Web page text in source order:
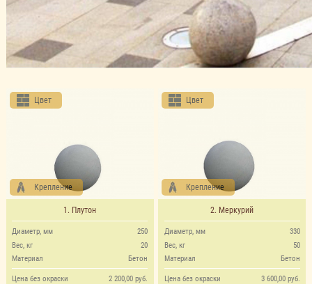
Крепление
Цвет
1. Плутон
250
Диаметр, мм
20
Вес, кг
Бетон
Материал
2 200,00 руб.
Цена без окраски
Крепление
Цвет
2. Меркурий
330
Диаметр, мм
50
Вес, кг
Бетон
Материал
3 600,00 руб.
Цена без окраски